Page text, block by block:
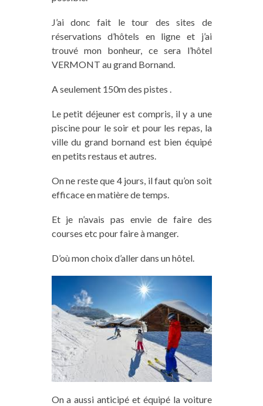
J’ai donc fait le tour des sites de
réservations d’hôtels en ligne et j’ai
trouvé mon bonheur, ce sera l’hôtel
VERMONT au grand Bornand.
A seulement 150m des pistes .
Le petit déjeuner est compris, il y a une
piscine pour le soir et pour les repas, la
ville du grand bornand est bien équipé
en petits restaus et autres.
On ne reste que 4 jours, il faut qu’on soit
efficace en matière de temps.
Et je n’avais pas envie de faire des
courses etc pour faire à manger.
D’où mon choix d’aller dans un hôtel.
On a aussi anticipé et équipé la voiture